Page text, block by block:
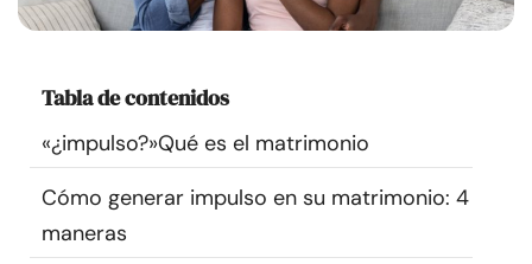
Cursos
Recursos
Comunidad
Encuentra un terapeuta
Tabla de contenidos
«¿impulso?»Qué es el matrimonio
Cómo generar impulso en su matrimonio: 4
maneras